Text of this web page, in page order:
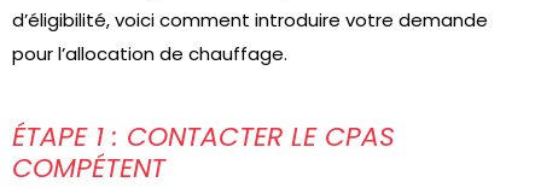
d’éligibilité, voici comment introduire votre demande
pour l’allocation de chauffage.
ÉTAPE 1 : CONTACTER LE CPAS
COMPÉTENT